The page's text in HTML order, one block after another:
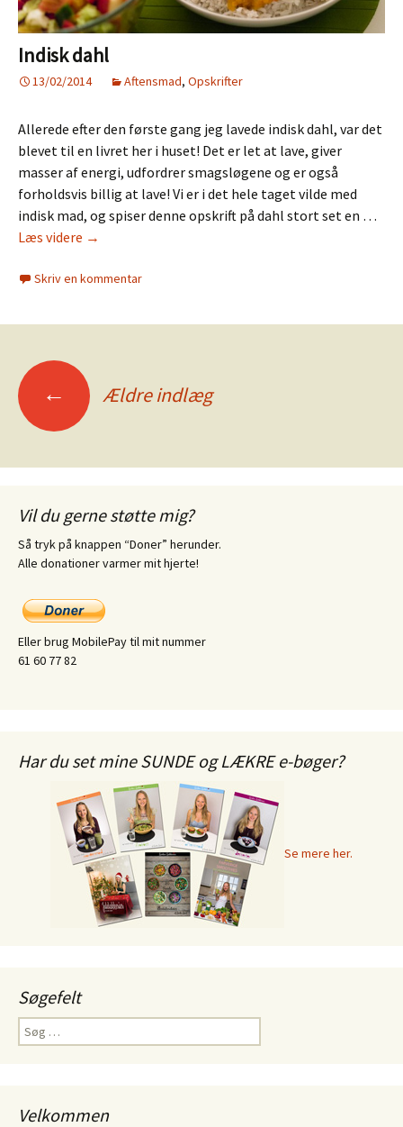
Indisk dahl
13/02/2014 Aftensmad, Opskrifter
Allerede efter den første gang jeg lavede indisk dahl, var det
blevet til en livret her i huset! Det er let at lave, giver
masser af energi, udfordrer smagsløgene og er også
forholdsvis billig at lave! Vi er i det hele taget vilde med
indisk mad, og spiser denne opskrift på dahl stort set en …
Læs videre Indisk
→
Skriv en kommentar
Indlægsnavigation
← Ældre indlæg
Vil du gerne støtte mig?
Så tryk på knappen “Doner” herunder.
Alle donationer varmer mit hjerte!
Eller brug MobilePay til mit nummer
61 60 77 82
Har du set mine SUNDE og LÆKRE e-bøger?
Se mere her.
Søgefelt
Søg
efter:
Velkommen